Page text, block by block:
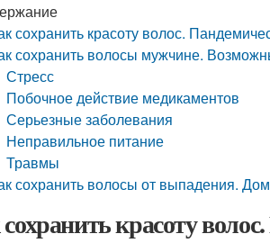
сохранить красоту волос.
сохранить волосы мужчине.
Стресс
Побочное действие медикаментов
Серьезные заболевания
Неправильное питание
Травмы
сохранить волосы от выпадения.
красоту